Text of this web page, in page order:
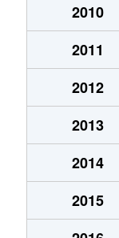
2010
2011
2012
2013
2014
2015